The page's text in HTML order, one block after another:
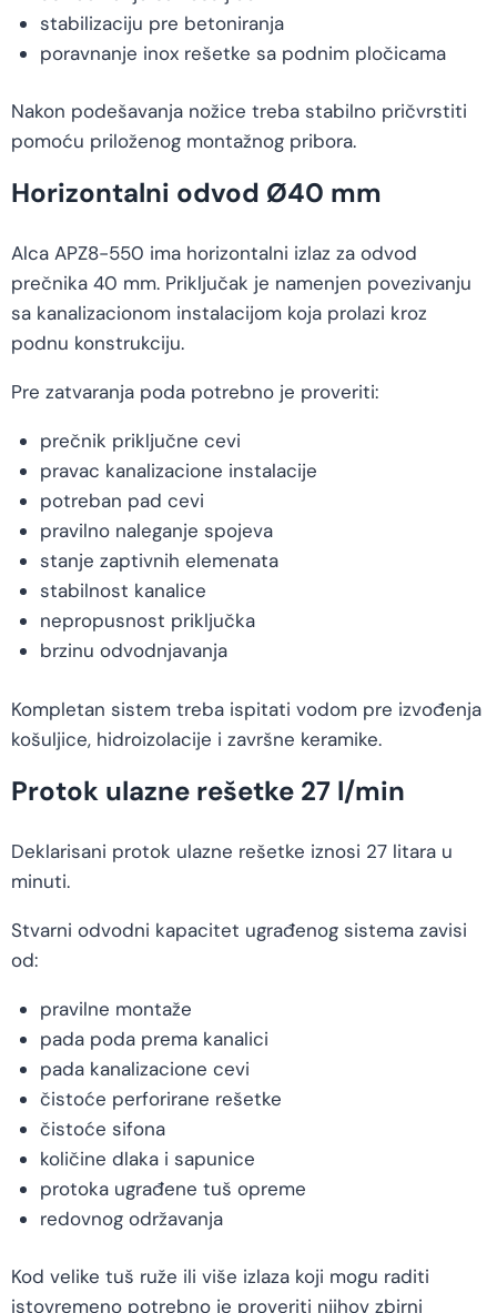
stabilizaciju pre betoniranja
poravnanje inox rešetke sa podnim pločicama
Nakon podešavanja nožice treba stabilno pričvrstiti
pomoću priloženog montažnog pribora.
Horizontalni odvod Ø40 mm
Alca APZ8-550 ima horizontalni izlaz za odvod
prečnika 40 mm. Priključak je namenjen povezivanju
sa kanalizacionom instalacijom koja prolazi kroz
podnu konstrukciju.
Pre zatvaranja poda potrebno je proveriti:
prečnik priključne cevi
pravac kanalizacione instalacije
potreban pad cevi
pravilno naleganje spojeva
stanje zaptivnih elemenata
stabilnost kanalice
nepropusnost priključka
brzinu odvodnjavanja
Kompletan sistem treba ispitati vodom pre izvođenja
košuljice, hidroizolacije i završne keramike.
Protok ulazne rešetke 27 l/min
Deklarisani protok ulazne rešetke iznosi 27 litara u
minuti.
Stvarni odvodni kapacitet ugrađenog sistema zavisi
od:
pravilne montaže
pada poda prema kanalici
pada kanalizacione cevi
čistoće perforirane rešetke
čistoće sifona
količine dlaka i sapunice
protoka ugrađene tuš opreme
redovnog održavanja
Kod velike tuš ruže ili više izlaza koji mogu raditi
istovremeno potrebno je proveriti njihov zbirni